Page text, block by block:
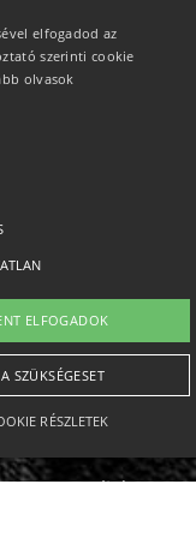
Állásajánlatok
kapcsolat
Jogi nyilatkozat
English
elfogadod az
szerinti cookie
olvasok
ELFOGADOK
SZÜKSÉGESET
RÉSZLETEK